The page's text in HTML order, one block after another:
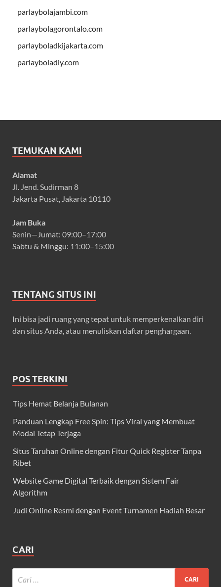
parlaybolajambi.com
parlaybolagorontalo.com
parlayboladkijakarta.com
parlayboladiy.com
TEMUKAN KAMI
Alamat
Jl. Jend. Sudirman 8
Jakarta Pusat, Jakarta 10110
Jam Buka
Senin—Jumat: 09:00–17:00
Sabtu & Minggu: 11:00–15:00
TENTANG SITUS INI
Ini bisa jadi ruang yang tepat untuk memperkenalkan diri
dan situs Anda, atau menuliskan daftar penghargaan.
POS TERKINI
Tips Hemat Belanja Bulanan
Panduan Lengkap Free Spin: Tips Viral yang Membuat
Modal Tetap Terjaga
Situs Taruhan Online dengan Fitur Quick Register Tanpa
Ribet
Website Game Digital Terbaik dengan Sistem Fair
Algorithm
Judi Online Resmi dengan Event Turnamen Hadiah Besar
CARI